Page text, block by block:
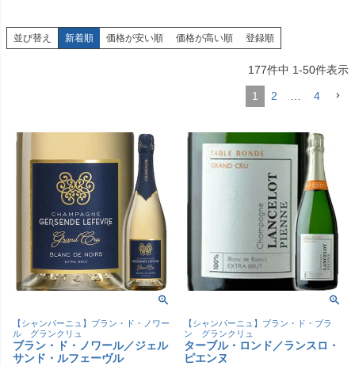
並び替え 新着順 価格が安い順 価格が高い順 登録順
177件中 1-50件表示
1 2 4
【シャンパーニュ】ブラン・ド・ノワー
ル グランクリュ
ブラン・ド・ノワール／ジェル
サンド・ルフェーヴル
【シャンパーニュ】ブラン・ド・ブラ
ン グランクリュ
ターブル・ロンド／ランスロ・
ピエンヌ